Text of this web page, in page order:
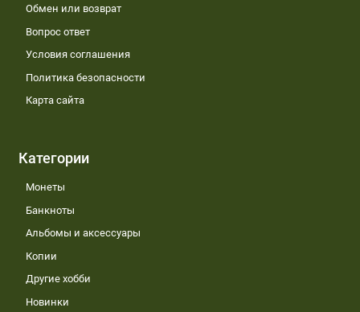
Обмен или возврат
Вопрос ответ
Условия соглашения
Политика безопасности
Карта сайта
Категории
Монеты
Банкноты
Альбомы и аксессуары
Копии
Другие хобби
Новинки